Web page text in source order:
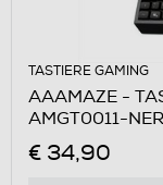
TASTIERE GAMING
AAAMAZE -
AMGT0011-
€ 34,90